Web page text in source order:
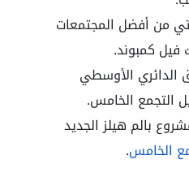
من أفضل المجتمعات
فيل كمبوند.
الأوسطي
التجمع الخامس.
.